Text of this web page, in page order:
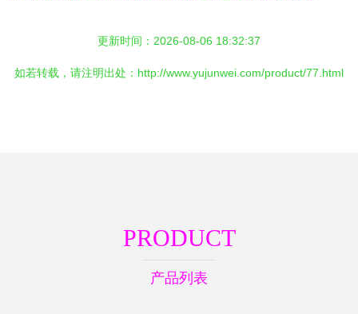
更新时间：2026-08-06 18:32:37
如若转载，请注明出处：http://www.yujunwei.com/product/77.html
PRODUCT
产品列表